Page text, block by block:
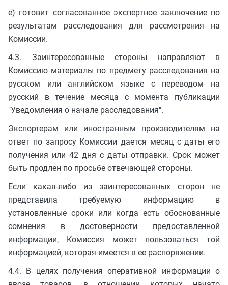
е) готовит согласованное экспертное заключение по
результатам расследования для рассмотрения на
Комиссии.
4.3. Заинтересованные стороны направляют в
Комиссию материалы по предмету расследования на
русском или английском языке с переводом на
русский в течение месяца с момента публикации
"Уведомления о начале расследования".
Экспортерам или иностранным производителям на
ответ по запросу Комиссии дается месяц с даты его
получения или 42 дня с даты отправки. Срок может
быть продлен по просьбе отвечающей стороны.
Если какая-либо из заинтересованных сторон не
представила требуемую информацию в
установленные сроки или когда есть обоснованные
сомнения в достоверности предоставленной
информации, Комиссия может пользоваться той
информацией, которая имеется в ее распоряжении.
4.4. В целях получения оперативной информации о